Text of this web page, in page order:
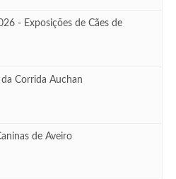
- Exposições de Cães de
Corrida Auchan
de Aveiro